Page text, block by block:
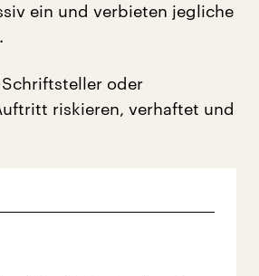
ein und verbieten jegliche
oder
riskieren, verhaftet und